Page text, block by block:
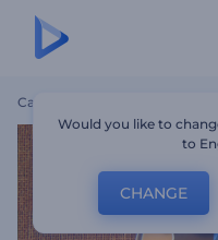
Casa
Would you like to
to
CHANGE